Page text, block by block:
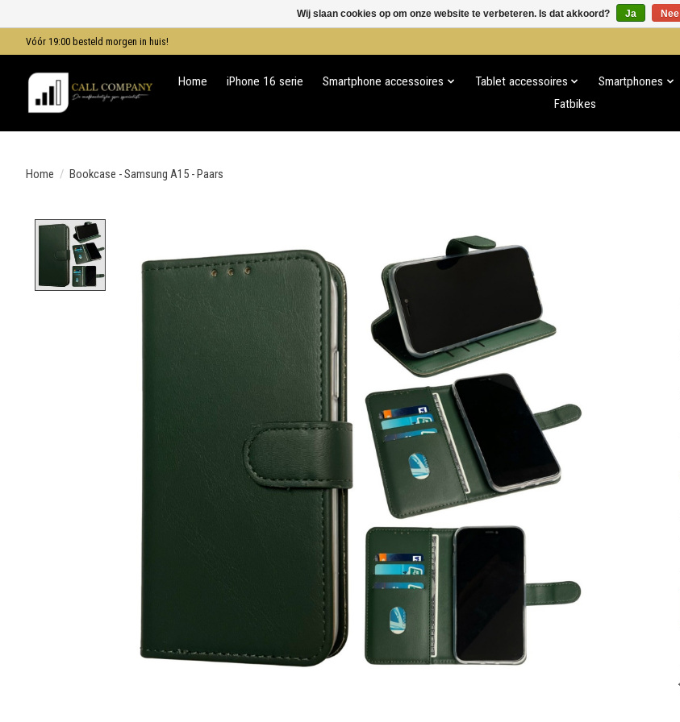
Vóór 19:00 besteld morgen in huis!
Home iPhone 16 serie Smartphone accessoires Tablet accessoires Smartphones
Fatbikes
Home / Bookcase - Samsung A15 - Paars
Wij slaan cookies op om onze website te verbeteren. Is dat akkoord? Ja Nee